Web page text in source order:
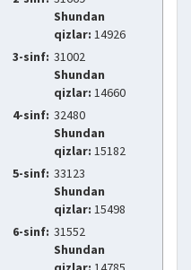
Shundan
qizlar: 14926
3-sinf: 31002
Shundan
qizlar: 14660
4-sinf: 32480
Shundan
qizlar: 15182
5-sinf: 33123
Shundan
qizlar: 15498
6-sinf: 31552
Shundan